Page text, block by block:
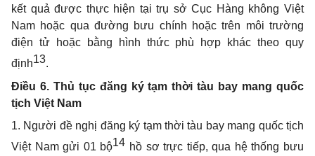
kết quả được thực hiện tại trụ sở Cục Hàng không Việt
Nam hoặc qua đường bưu chính hoặc trên môi trường
điện tử hoặc bằng hình thức phù hợp khác theo quy
định13.
Điều 6. Thủ tục đăng ký tạm thời tàu bay mang quốc
tịch Việt Nam
1. Người đề nghị đăng ký tạm thời tàu bay mang quốc tịch
Việt Nam gửi 01 bộ14 hồ sơ trực tiếp, qua hệ thống bưu